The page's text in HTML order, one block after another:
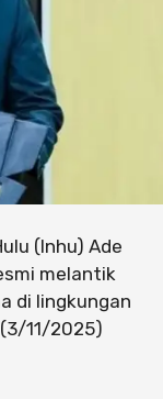
(Inhu) Ade
melantik
di lingkungan
11/2025)